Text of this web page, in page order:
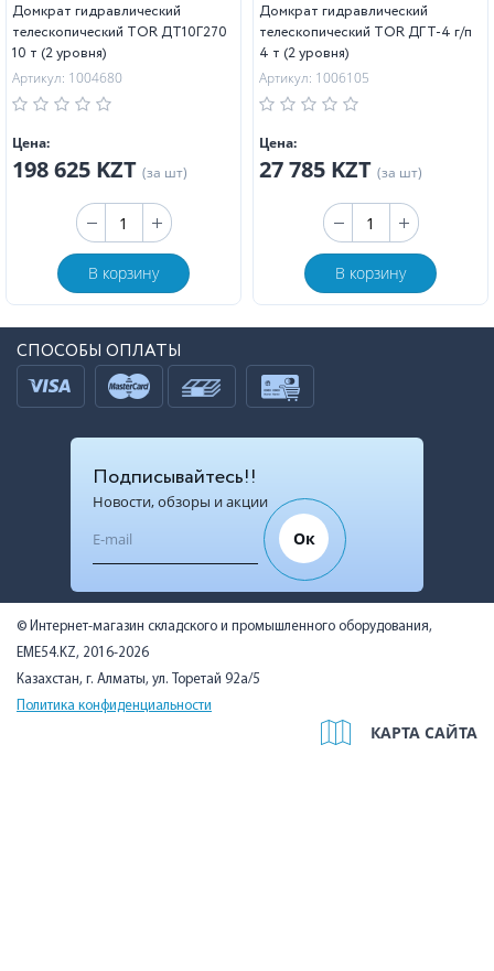
Домкрат гидравлический
телескопический TOR ДТ10Г270
10 т (2 уровня)
Артикул: 1004680
Цена:
198 625 KZT (за шт)
В корзину
Домкрат гидравлический
телескопический TOR ДГТ-4 г/п
4 т (2 уровня)
Артикул: 1006105
Цена:
27 785 KZT (за шт)
В корзину
СПОСОБЫ ОПЛАТЫ
Подписывайтесь!!
Новости, обзоры и акции
Ок
© Интернет-магазин складского и промышленного оборудования,
EME54.KZ, 2016-2026
Казахстан, г. Алматы, ул. Торетай 92а/5
Политика конфиденциальности
КАРТА САЙТА